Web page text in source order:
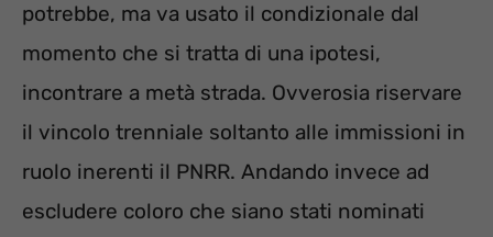
potrebbe, ma va usato il condizionale dal
momento che si tratta di una ipotesi,
incontrare a metà strada. Ovverosia riservare
il vincolo trenniale soltanto alle immissioni in
ruolo inerenti il PNRR. Andando invece ad
escludere coloro che siano stati nominati